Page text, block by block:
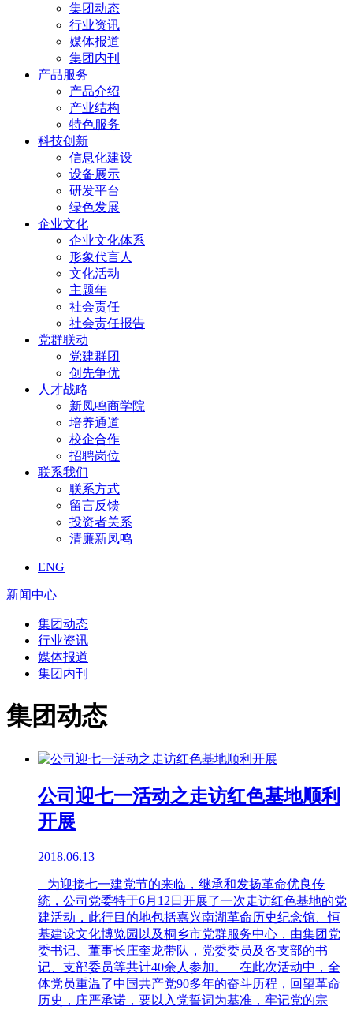
集团动态
行业资讯
媒体报道
集团内刊
产品服务
产品介绍
产业结构
特色服务
科技创新
信息化建设
设备展示
研发平台
绿色发展
企业文化
企业文化体系
形象代言人
文化活动
主题年
社会责任
社会责任报告
党群联动
党建群团
创先争优
人才战略
新凤鸣商学院
培养通道
校企合作
招聘岗位
联系我们
联系方式
留言反馈
投资者关系
清廉新凤鸣
ENG
新闻中心
集团动态
行业资讯
媒体报道
集团内刊
集团动态
公司迎七一活动之走访红色基地顺利
开展
2018.06.13
为迎接七一建党节的来临，继承和发扬革命优良传
统，公司党委特于6月12日开展了一次走访红色基地的党
建活动，此行目的地包括嘉兴南湖革命历史纪念馆、恒
基建设文化博览园以及桐乡市党群服务中心，由集团党
委书记、董事长庄奎龙带队，党委委员及各支部的书
记、支部委员等共计40余人参加。 在此次活动中，全
体党员重温了中国共产党90多年的奋斗历程，回望革命
历史，庄严承诺，要以入党誓词为基准，牢记党的宗